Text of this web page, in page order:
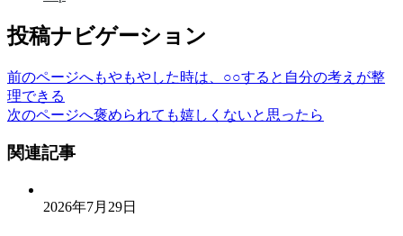
投稿ナビゲーション
前のページへもやもやした時は、○○すると自分の考えが整
理できる
次のページへ褒められても嬉しくないと思ったら
関連記事
2026年7月29日